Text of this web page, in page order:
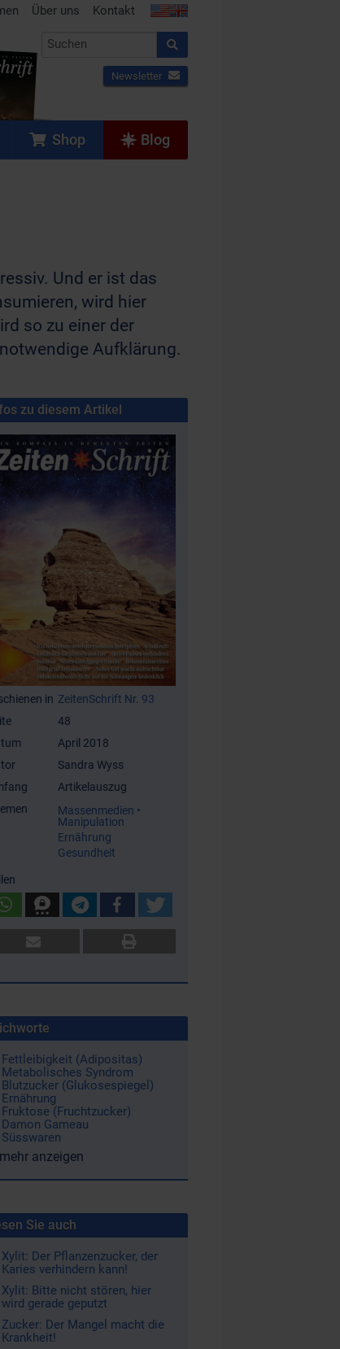
Über uns Kontakt
Newsletter
Shop Blog
Und er ist das
wird hier
so zu einer der
Aufklärung.
zu diesem Artikel
in ZeitenSchrift Nr. 93
48
April 2018
Sandra Wyss
Artikelauszug
Massenmedien •
Manipulation
Ernährung
Gesundheit
Fettleibigkeit (Adipositas)
Metabolisches Syndrom
Blutzucker (Glukosespiegel)
Ernährung
Fruktose (Fruchtzucker)
Damon Gameau
Süsswaren
mehr anzeigen
Sie auch
Xylit: Der Pflanzenzucker, der
Karies verhindern kann!
Xylit: Bitte nicht stören, hier
wird gerade geputzt
Zucker: Der Mangel macht die
Krankheit!